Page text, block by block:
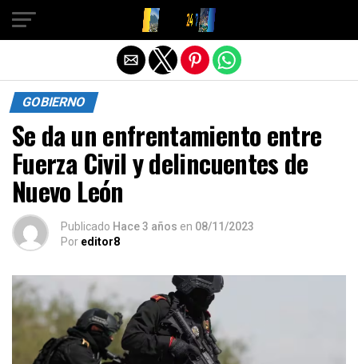
GOBIERNO
Se da un enfrentamiento entre
Fuerza Civil y delincuentes de
Nuevo León
Publicado Hace 3 años en 08/11/2023
Por editor8
Salir de la versión móvil